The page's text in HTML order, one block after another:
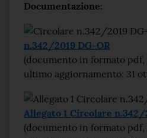
Documentazione:
n.342/2019 DG-OR
(documento in formato pdf,
ultimo aggiornamento: 31
Allegato 1 Circolare n.342/
(documento in formato pdf,